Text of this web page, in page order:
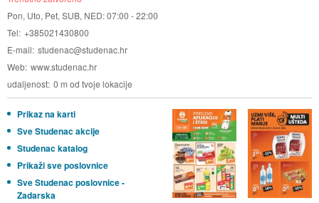
Pon, Uto, Pet, SUB, NED: 07:00 - 22:00
Tel +385021430800
E-mail studenac@studenac.hr
Web www.studenac.hr
udaljenost 0 m od tvoje lokacije
Prikaz na karti
Sve Studenac akcije
Studenac katalog
Prikaži sve poslovnice
Sve Studenac poslovnice -
Zadarska